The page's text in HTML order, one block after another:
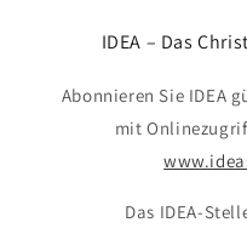
IDEA – Das
Abonnieren Sie IDEA
mit
Das IDEA-